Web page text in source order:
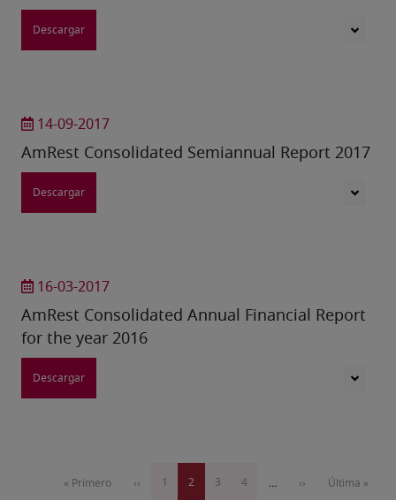
Descargar
14-09-2017
AmRest Consolidated Semiannual Report 2017
Descargar
16-03-2017
AmRest Consolidated Annual Financial Report
for the year 2016
Descargar
Paginación
Primera
« Primero
Página
‹‹ Página
1
Página
2 Página
3 Página
4 …
Siguiente
››
Última
Última »